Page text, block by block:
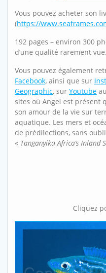
Vous pouvez acheter son
(https://
192 pages – environ 300
d’une qualité rarement vue.
Vous pouvez également
Facebook, ainsi que sur
Geographic, sur Youtube
sites où Angel est présent
son amour de la vie sur
aquatique. Les mers et
de prédilections, sans
« Tanganyika Africa’s Inland
Cliquez